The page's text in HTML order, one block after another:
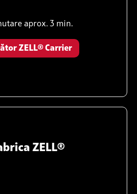
aprox. 3 min.
ZELL® Carrier
ZELL®